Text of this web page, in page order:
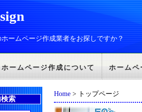
ームページ作成業者をお探しですか？
ホームページ作成について ホームペ
Home > トップページ
索